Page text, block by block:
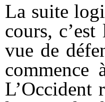
La suite
cours,
vue de
commence
L’Occident